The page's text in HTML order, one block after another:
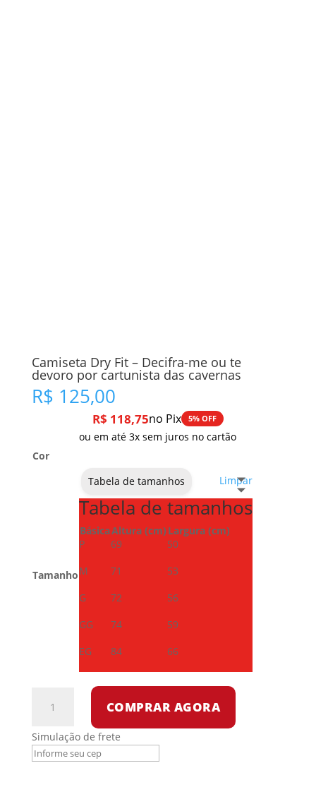
Camiseta Dry Fit – Decifra-me ou te
devoro por cartunista das cavernas
R$ 125,00
R$ 118,75no Pix 5% OFF
ou em até 3x sem juros no cartão
Cor
Tamanho
Limpar
Tabela de tamanhos
Tabela de tamanhos
BásicaAltura (cm) Largura (cm)
P
69
50
M
71
53
G
72
56
GG
74
59
EG
84 66
-
Decifra-
COMPRAR AGORA
Simulação de frete